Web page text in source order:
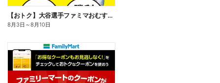
【おトク】大谷選手ファミマおむすび割
8月3日 ～8月10日